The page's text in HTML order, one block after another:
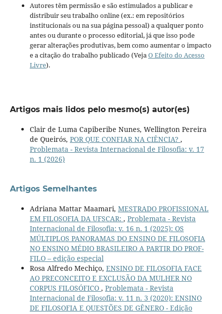
Autores têm permissão e são estimulados a publicar e
distribuir seu trabalho online (ex.: em repositórios
institucionais ou na sua página pessoal) a qualquer ponto
antes ou durante o processo editorial, já que isso pode
gerar alterações produtivas, bem como aumentar o impacto
e a citação do trabalho publicado (VejaO Efeito do Acesso
Livre).
Artigos mais lidos pelo mesmo(s) autor(es)
Clair de Luma Capiberibe Nunes, Wellington Pereira
de Queirós, POR QUE CONFIAR NA CIÊNCIA? ,
Problemata - Revista Internacional de Filosofia: v. 17
n. 1 (2026)
Artigos Semelhantes
Adriana Mattar Maamari, MESTRADO PROFISSIONAL
EM FILOSOFIA DA UFSCAR: , Problemata - Revista
Internacional de Filosofia: v. 16 n. 1 (2025): OS
MÚLTIPLOS PANORAMAS DO ENSINO DE FILOSOFIA
NO ENSINO MÉDIO BRASILEIRO A PARTIR DO PROF-
FILO – edição especial
Rosa Alfredo Mechiço, ENSINO DE FILOSOFIA FACE
AO PRECONCEITO E EXCLUSÃO DA MULHER NO
CORPUS FILOSÓFICO , Problemata - Revista
Internacional de Filosofia: v. 11 n. 3 (2020): ENSINO
DE FILOSOFIA E QUESTÕES DE GÊNERO - Edição